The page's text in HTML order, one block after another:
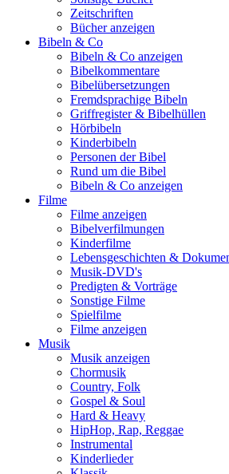
Zeitschriften
Bücher anzeigen
Bibeln & Co
Bibeln & Co anzeigen
Bibelkommentare
Bibelübersetzungen
Fremdsprachige Bibeln
Griffregister & Bibelhüllen
Hörbibeln
Kinderbibeln
Personen der Bibel
Rund um die Bibel
Bibeln & Co anzeigen
Filme
Filme anzeigen
Bibelverfilmungen
Kinderfilme
Lebensgeschichten &
Musik-DVD's
Predigten & Vorträge
Sonstige Filme
Spielfilme
Filme anzeigen
Musik
Musik anzeigen
Chormusik
Country, Folk
Gospel & Soul
Hard & Heavy
HipHop, Rap, Reggae
Instrumental
Kinderlieder